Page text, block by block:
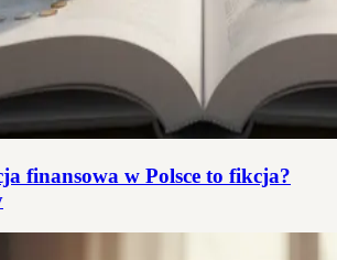
finansowa w Polsce to fikcja?